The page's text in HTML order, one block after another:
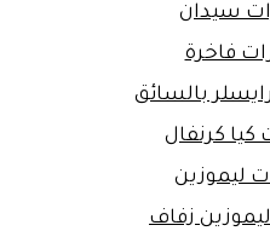
سيدان
فاخرة
بالسائق
كيا كرنفال
ليموزين
زفاف